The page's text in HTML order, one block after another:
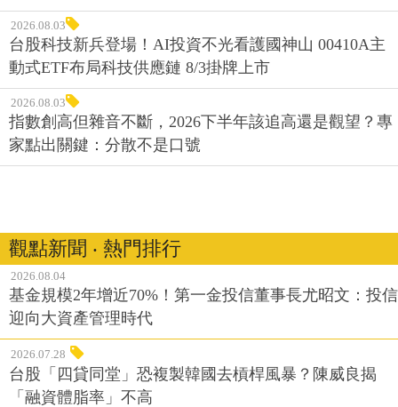
2026.08.03
台股科技新兵登場！AI投資不光看護國神山 00410A主
動式ETF布局科技供應鏈 8/3掛牌上市
2026.08.03
指數創高但雜音不斷，2026下半年該追高還是觀望？專
家點出關鍵：分散不是口號
觀點新聞 ‧ 熱門排行
2026.08.04
基金規模2年增近70%！第一金投信董事長尤昭文：投信
迎向大資產管理時代
2026.07.28
台股「四貸同堂」恐複製韓國去槓桿風暴？陳威良揭
「融資體脂率」不高